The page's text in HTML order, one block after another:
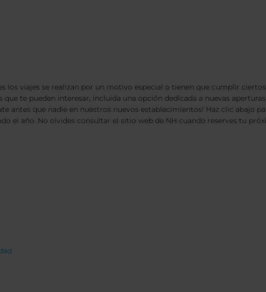
los viajes se realizan por un motivo especial o tienen que cumplir
te pueden interesar, incluida una opción dedicada a nuevas
antes que nadie en nuestros nuevos establecimientos! Haz clic abajo
el año. No olvides consultar el sitio web de NH cuando reserves tu